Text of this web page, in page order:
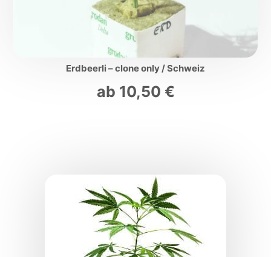
Erdbeerli – clone only / Schweiz
ab 10,50 €